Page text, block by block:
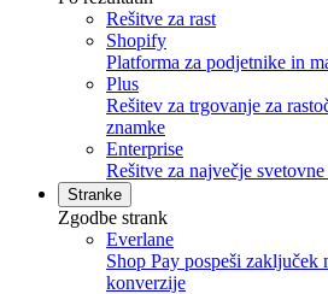
Rešitve za rast
Shopify
Platforma za podjetnike in
Plus
Rešitev za trgovanje za
znamke
Enterprise
Rešitve za največje
Stranke
Zgodbe strank
Everlane
Shop Pay pospeši zaključek
konverzije